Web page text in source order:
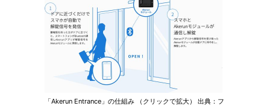
「Akerun Entrance」の仕組み （クリックで拡大） 出典：フ